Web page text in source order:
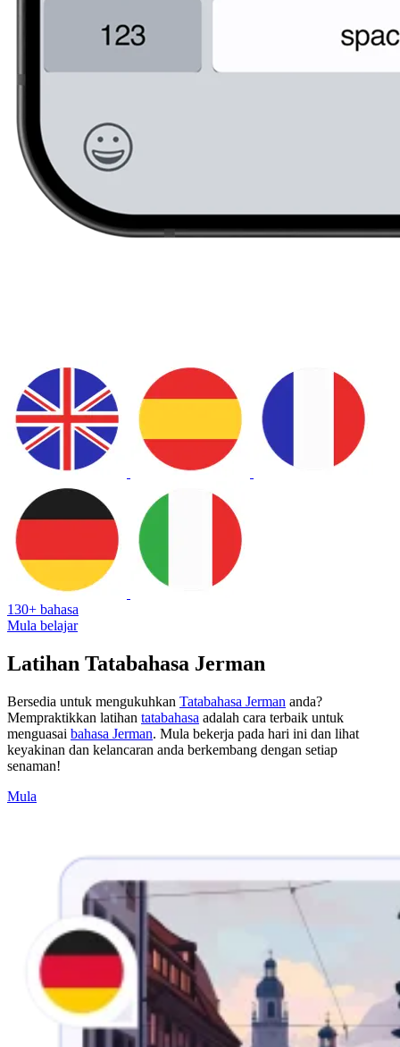
130+ bahasa
Mula belajar
Latihan Tatabahasa Jerman
Bersedia untuk mengukuhkan Tatabahasa Jerman anda?
Mempraktikkan latihan tatabahasa adalah cara terbaik untuk
menguasai bahasa Jerman. Mula bekerja pada hari ini dan lihat
keyakinan dan kelancaran anda berkembang dengan setiap
senaman!
Mula